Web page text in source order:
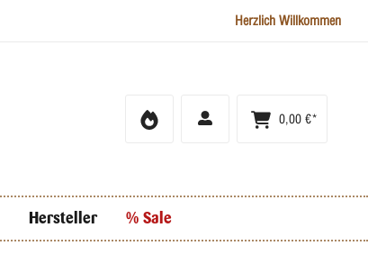
Herzlich Willkommen
0,00 €*
Hersteller % Sale